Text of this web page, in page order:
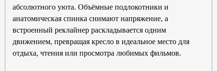
абсолютного уюта. Объёмные подлокотники и
анатомическая спинка снимают напряжение, а
встроенный реклайнер раскладывается одним
движением, превращая кресло в идеальное место для
отдыха, чтения или просмотра любимых фильмов.